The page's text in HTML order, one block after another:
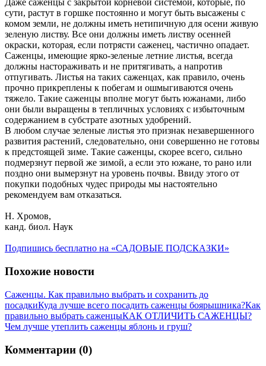
Даже саженцы с закрытой корневой системой, которые, по
сути, растут в горшке постоянно и могут быть высажены с
комом земли, не должны иметь нетипичную для осени живую
зеленую листву. Все они должны иметь листву осенней
окраски, которая, если потрясти саженец, частично опадает.
Саженцы, имеющие ярко-зеленые летние листья, всегда
должны настораживать и не притягивать, а напротив
отпугивать. Листья на таких саженцах, как правило, очень
прочно прикреплены к побегам и ошмыгиваются очень
тяжело. Такие саженцы вполне могут быть южанами, либо
они были выращены в тепличных условиях с избыточным
содержанием в субстрате азотных удобрений.
В любом случае зеленые листья это признак незавершенного
развития растений, следовательно, они совершенно не готовы
к предстоящей зиме. Такие саженцы, скорее всего, сильно
подмерзнут первой же зимой, а если это южане, то рано или
поздно они вымерзнут на уровень почвы. Ввиду этого от
покупки подобных чудес природы мы настоятельно
рекомендуем вам отказаться.
Н. Хромов,
канд. биол. Наук
Подпишись бесплатно на «САДОВЫЕ ПОДСКАЗКИ»
Похожие новости
Саженцы. Как правильно выбрать и сохранить до
посадкиКуда лучше всего посадить саженцы боярышника?Как
правильно выбрать саженцыКАК ОТЛИЧИТЬ САЖЕНЦЫ?
Чем лучше утеплить саженцы яблонь и груш?
Комментарии (0)